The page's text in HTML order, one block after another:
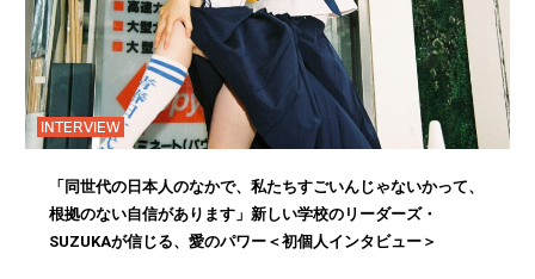
INTERVIEW
「同世代の日本人のなかで、私たちすごいんじゃないかって、
根拠のない自信があります」新しい学校のリーダーズ・
SUZUKAが信じる、愛のパワー＜初個人インタビュー＞